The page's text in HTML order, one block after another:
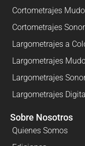
Cortometrajes
Cortometrajes
Largometrajes a
Largometrajes
Largometrajes
Largometrajes
Sobre Nosotros
Quienes Somos